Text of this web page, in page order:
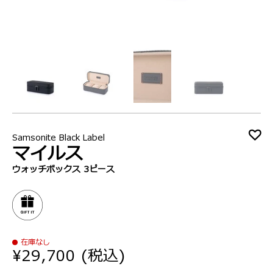
Samsonite Black Label
マイルス
ウォッチボックス 3ピース
在庫なし
¥29,700 (税込)